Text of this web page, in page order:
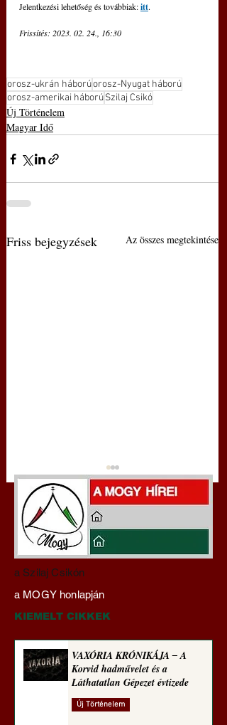
Jelentkezési lehetőség és továbbiak: itt.
Frissítés: 2023. 02. 24., 16:30
orosz-ukrán háborúorosz-Nyugat háború
orosz-amerikai háborúSzilaj Csikó
Új Történelem
Magyar Idő
Friss bejegyzések Az összes megtekintése
Miért tabu Fauci
büntetőjogi felelősségre
vonása
a Szilaj Csikón
a MOGY honlapján
KIEMELT CIKKEK
VAXÓRIA KRÓNIKÁJA ‒ A
Korvid hadművelet és a
Láthatatlan Gépezet évtizede
Új Történelem